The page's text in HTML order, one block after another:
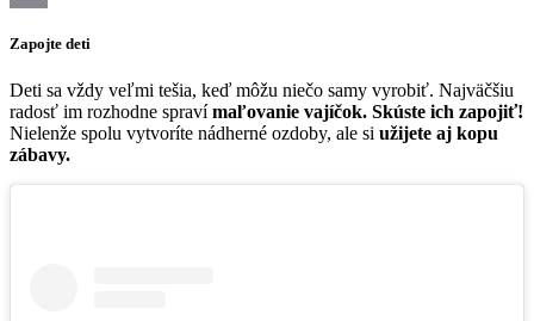
Zapojte deti
Deti sa vždy veľmi tešia, keď môžu niečo samy vyrobiť. Najväčšiu
radosť im rozhodne spravímaľovanie vajíčok. Skúste ich zapojiť!
Nielenže spolu vytvoríte nádherné ozdoby, ale si užijete aj kopu
zábavy.